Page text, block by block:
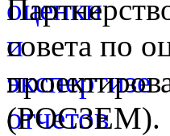
совета по
(РОСЗЕМ).